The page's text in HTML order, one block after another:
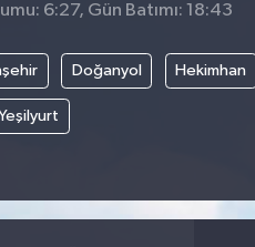
6:27, Gün Batımı: 18:43
Doğanyol Hekimhan